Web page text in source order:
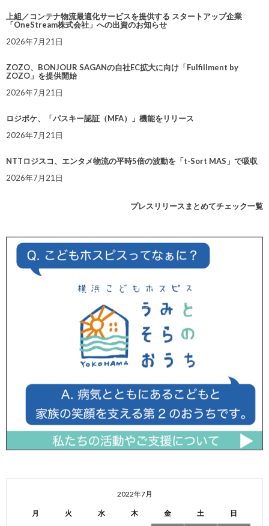
上組／コンテナ物流最適化サービスを提供する スタートアップ企業
「OneStream株式会社」への出資のお知らせ
2026年7月21日
ZOZO、BONJOUR SAGANの自社EC拡大に向け「Fulfillment by
ZOZO」を提供開始
2026年7月21日
ロジポケ、「パスキー認証（MFA）」機能をリリース
2026年7月21日
NTTロジスコ、エンタメ物流の平時5倍の波動を「t-Sort MAS」で吸収
2026年7月21日
プレスリリースまとめてチェック一覧
2022年7月
月 火 水 木 金 土 日